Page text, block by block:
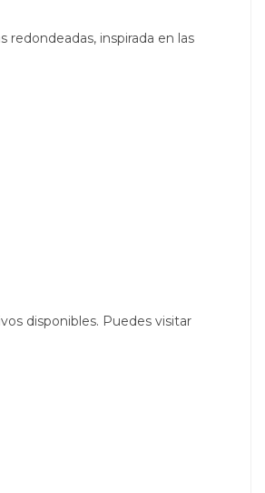
redondeadas, inspirada en las
disponibles. Puedes visitar